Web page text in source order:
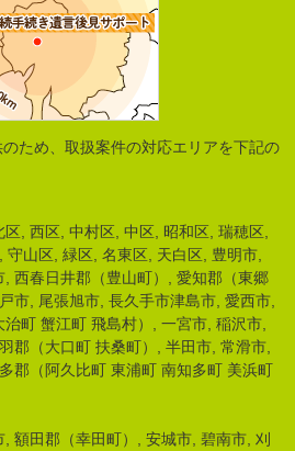
ため、取扱案件の対応エリアを下記の
区, 西区, 中村区, 中区, 昭和区, 瑞穂区,
山区, 緑区, 名東区, 天白区, 豊明市,
西春日井郡（豊山町）, 愛知郡（東郷
市, 尾張旭市, 長久手市津島市, 愛西市,
町 蟹江町 飛島村）, 一宮市, 稲沢市,
郡（大口町 扶桑町）, 半田市, 常滑市,
郡（阿久比町 東浦町 南知多町 美浜町
, 額田郡（幸田町）, 安城市, 碧南市, 刈